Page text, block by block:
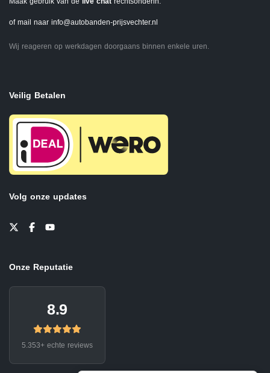
of mail naar info@autobanden-prijsvechter.nl
Wij reageren op werkdagen doorgaans binnen enkele uren.
Veilig Betalen
Volg onze updates
Onze Reputatie
8.9
5.353+ echte reviews